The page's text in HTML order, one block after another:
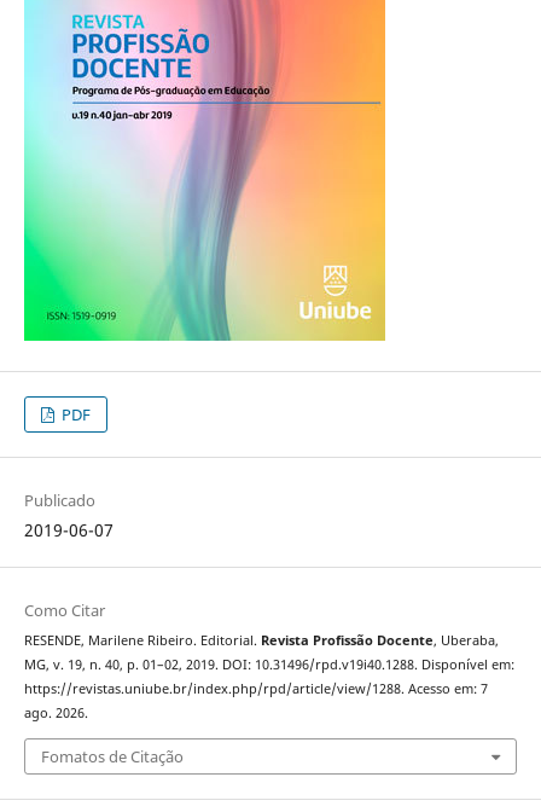
PDF
Publicado
2019-06-07
Como Citar
RESENDE, Marilene Ribeiro. Editorial. Revista Profissão Docente, Uberaba,
MG, v. 19, n. 40, p. 01–02, 2019. DOI: 10.31496/rpd.v19i40.1288. Disponível em:
https://revistas.uniube.br/index.php/rpd/article/view/1288. Acesso em: 7
ago. 2026.
Fomatos de Citação